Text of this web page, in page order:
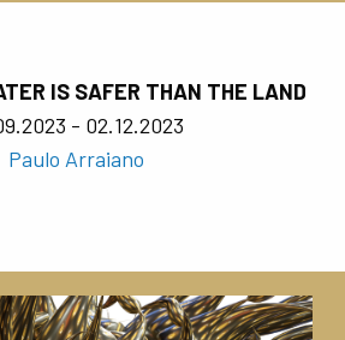
IS SAFER THAN THE LAND
- 02.12.2023
Paulo Arraiano